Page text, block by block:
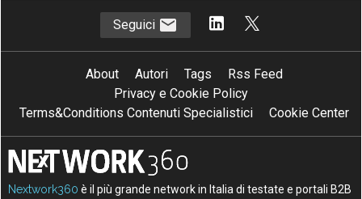
Seguici
About Autori Tags
Rss Feed
Privacy e Cookie Policy
Terms&Conditions Contenuti Specialistici
Cookie Center
Nextwork360 è il più grande network in Italia di testate e portali B2B